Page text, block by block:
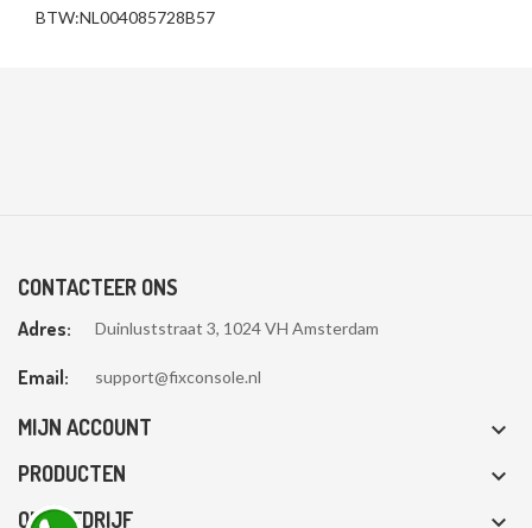
BTW:NL004085728B57
CONTACTEER ONS
Adres: Duinluststraat 3, 1024 VH Amsterdam
Email: support@fixconsole.nl
MIJN ACCOUNT 
PRODUCTEN 
ONS BEDRIJF